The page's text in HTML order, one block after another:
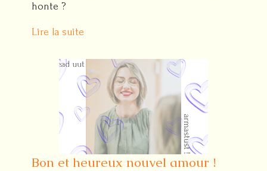
honte ?
Lire la suite
Bon et heureux nouvel amour !